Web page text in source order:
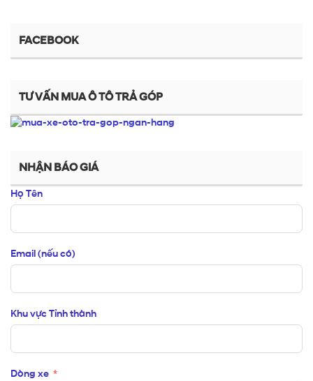
FACEBOOK
TƯ VẤN MUA Ô TÔ TRẢ GÓP
NHẬN BÁO GIÁ
Họ Tên
Email (nếu có)
Khu vực Tỉnh thành
Dòng xe